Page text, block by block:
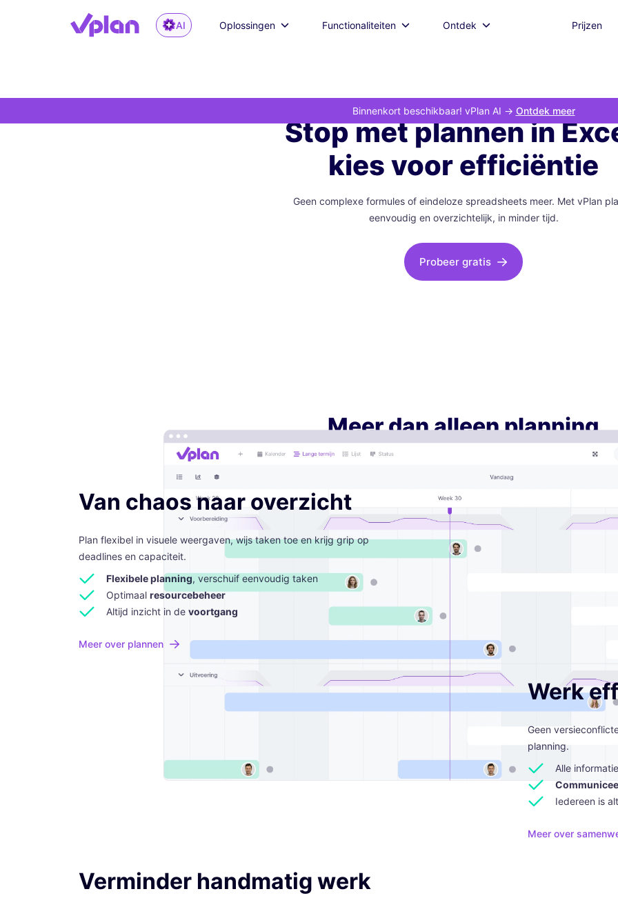
AI Oplossingen Functionaliteiten Ontdek Prijzen
Binnenkort beschikbaar! vPlan AI -> Ontdek meer
Stop met plannen in
kies voor efficiëntie
Geen complexe formules of eindeloze spreadsheets meer. Met vPlan
eenvoudig en overzichtelijk, in minder tijd.
Probeer gratis
Meer dan alleen planning
Van chaos naar overzicht
Plan flexibel in visuele weergaven, wijs taken toe en krijg grip op
deadlines en capaciteit.
Flexibele planning, verschuif eenvoudig taken
Optimaal resourcebeheer
Altijd inzicht in de voortgang
Meer over plannen
Werk
Geen
planning.
Alle
Iedereen is
Meer over
Verminder handmatig werk